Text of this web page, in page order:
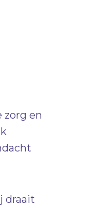
zorg en
draait